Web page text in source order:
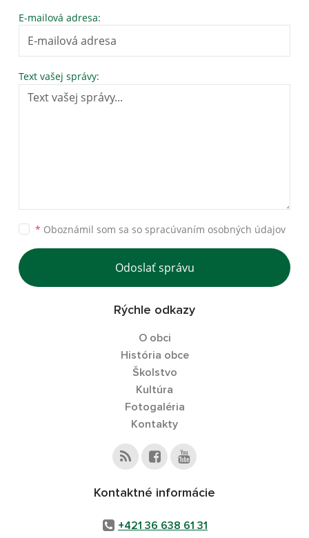
E-mailová adresa:
Text vašej správy:
* Oboznámil som sa so spracúvaním osobných údajov
Odoslať správu
Rýchle odkazy
O obci
História obce
Školstvo
Kultúra
Fotogaléria
Kontakty
Kontaktné informácie
+421 36 638 61 31